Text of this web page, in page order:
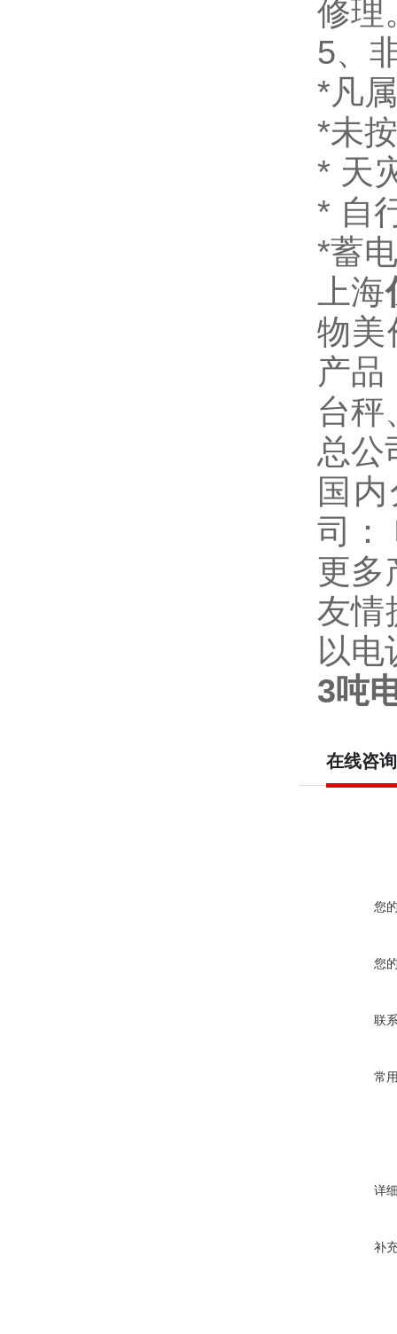
修理
5、
*凡
*未
* 天
* 自
*蓄
上海
物美
产品
台秤
总公
国
司：
更多
友情
以电
3吨
在线咨询
您
您
联
常
详
补